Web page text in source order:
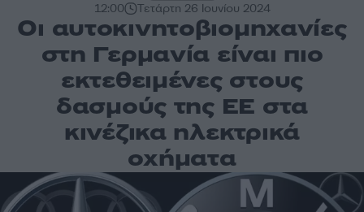
12:00 Τετάρτη 26 Ιουνίου 2024
Οι αυτοκινητοβιομηχανίες
στη Γερμανία είναι πιο
εκτεθειμένες στους
δασμούς της ΕΕ στα
κινέζικα ηλεκτρικά
οχήματα